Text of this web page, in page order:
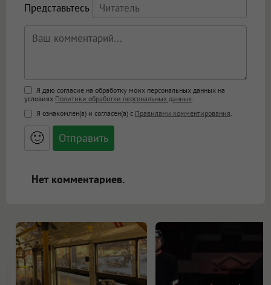
Представьтесь
Поддержка HTML
<b>, <strong>, <u>, <i>, <em>, <s>, <big>,
<small>, <sup>, <sub>, <pre>, <ul>, <ol>, <li>,
<blockquote>, <code> экранирует HTML,
адреса URL автоматически становятся
ссылками, и [img]адрес[/img] будет
Я даю согласие на обработку моих персональных данных на
условиях Политики обработки персональных данных.
Я ознакомлен(а) и согласен(а) с Правилами комментирования.
🙂
Нет комментариев.